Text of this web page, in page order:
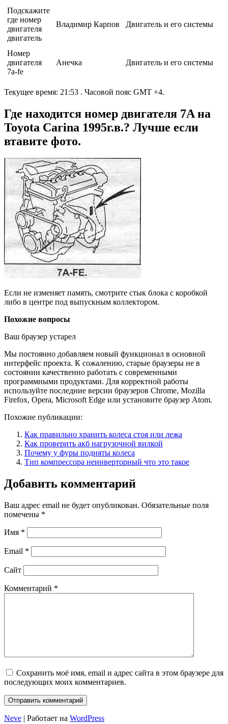
Подскажите
где номер
двигателя
двигатель
Владимир Карпов Двигатель и его системы
Номер
двигателя
7а-fe
Анечка Двигатель и его системы
Текущее время: 21:53 . Часовой пояс GMT +4.
Где находится номер двигателя 7A на
Toyota Carina 1995г.в.? Лучше если
втавите фото.
Если не изменяет память, смотрите стык блока с коробкой
либо в центре под выпускным коллектором.
Похожие вопросы
Ваш браузер устарел
Мы постоянно добавляем новый функционал в основной
интерфейс проекта. К сожалению, старые браузеры не в
состоянии качественно работать с современными
программными продуктами. Для корректной работы
используйте последние версии браузеров Chrome, Mozilla
Firefox, Opera, Microsoft Edge или установите браузер Atom.
Похожие публикации:
Как правильно хранить колеса стоя или лежа
Как проверить акб нагрузочной вилкой
Почему у фуры подняты колеса
Тип компрессора неинверторный что это такое
Добавить комментарий
Ваш адрес email не будет опубликован. Обязательные поля
помечены *
Имя *
Email *
Сайт
Комментарий *
Сохранить моё имя, email и адрес сайта в этом браузере для
последующих моих комментариев.
Neve | Работает на WordPress